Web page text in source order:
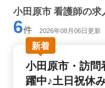
小田原市 看護師の求
6件 2026年08月06日更新
新着
小田原市・訪問
躍中♪土日祝休